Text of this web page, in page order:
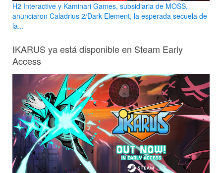
H2 Interactive y Kaminari Games, subsidiaria de MOSS,
anunciaron Caladrius 2/Dark Element, la esperada secuela de
la...
IKARUS ya está disponible en Steam Early
Access